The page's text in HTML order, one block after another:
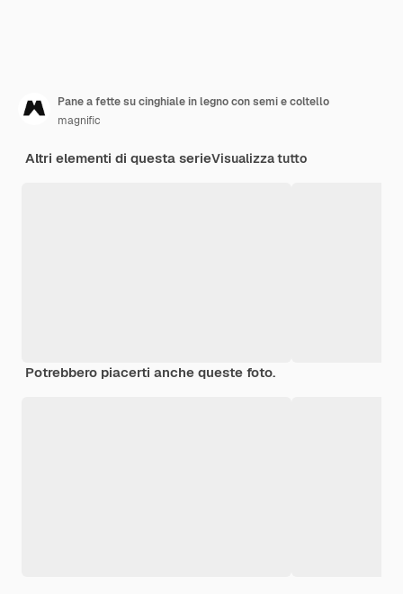
Pane a fette su cinghiale in legno con semi e coltello
magnific
Altri elementi di questa serieVisualizza tutto
Potrebbero piacerti anche queste foto.